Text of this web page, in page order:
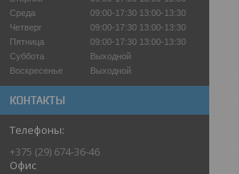
Среда
09:00-17:30 13:00-13:30
Четверг
09:00-17:30 13:00-13:30
Пятница
09:00-17:30 13:00-13:30
Суббота
Выходной
Воскресенье
Выходной
КОНТАКТЫ
+375 (29) 674-36-46
Офис